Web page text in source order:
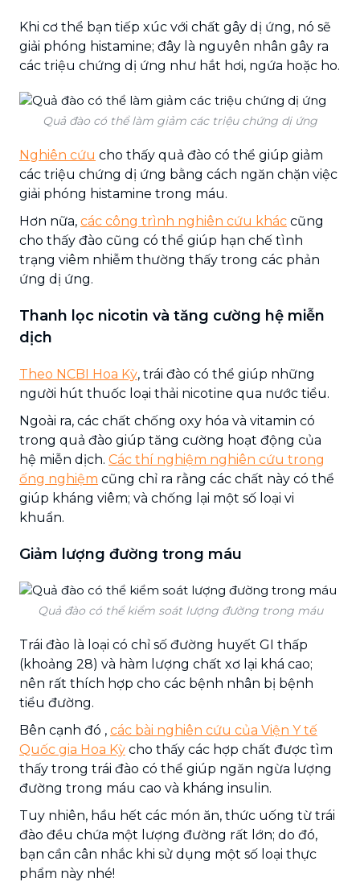
Khi cơ thể bạn tiếp xúc với chất gây dị ứng, nó sẽ
giải phóng histamine; đây là nguyên nhân gây ra
các triệu chứng dị ứng như hắt hơi, ngứa hoặc ho.
Quả đào có thể làm giảm các triệu chứng dị ứng
Nghiên cứu cho thấy quả đào có thể giúp giảm
các triệu chứng dị ứng bằng cách ngăn chặn việc
giải phóng histamine trong máu.
Hơn nữa, các công trình nghiên cứu khác cũng
cho thấy đào cũng có thể giúp hạn chế tình
trạng viêm nhiễm thường thấy trong các phản
ứng dị ứng.
Thanh lọc nicotin và tăng cường hệ miễn
dịch
Theo NCBI Hoa Kỳ, trái đào có thể giúp những
người hút thuốc loại thải nicotine qua nước tiểu.
Ngoài ra, các chất chống oxy hóa và vitamin có
trong quả đào giúp tăng cường hoạt động của
hệ miễn dịch. Các thí nghiệm nghiên cứu trong
ống nghiệm cũng chỉ ra rằng các chất này có thể
giúp kháng viêm; và chống lại một số loại vi
khuẩn.
Giảm lượng đường trong máu
Quả đào có thể kiểm soát lượng đường trong máu
Trái đào là loại có chỉ số đường huyết GI thấp
(khoảng 28) và hàm lượng chất xơ lại khá cao;
nên rất thích hợp cho các bệnh nhân bị bệnh
tiểu đường.
Bên cạnh đó , các bài nghiên cứu của Viện Y tế
Quốc gia Hoa Kỳ cho thấy các hợp chất được tìm
thấy trong trái đào có thể giúp ngăn ngừa lượng
đường trong máu cao và kháng insulin.
Tuy nhiên, hầu hết các món ăn, thức uống từ trái
đào đều chứa một lượng đường rất lớn; do đó,
bạn cần cân nhắc khi sử dụng một số loại thực
phẩm này nhé!